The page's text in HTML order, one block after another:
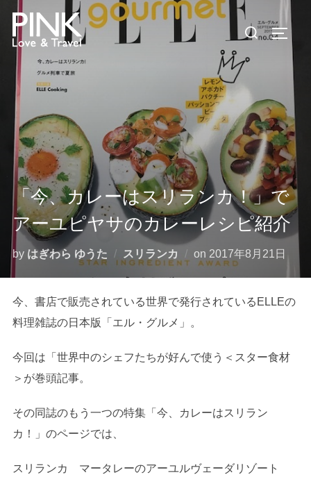
検
索
対
サイ
「今、カレーはスリランカ！」で
アーユピヤサのカレーレシピ紹介
by はぎわら ゆうた スリランカ on 投
2017年8月21日
今、書店で販売されている世界で発行されているELLEの
料理雑誌の日本版「エル・グルメ」。
今回は「世界中のシェフたちが好んで使う＜スター食材
＞が巻頭記事。
その同誌のもう一つの特集「今、カレーはスリラン
カ！」のページでは、
スリランカ マータレーのアーユルヴェーダリゾート